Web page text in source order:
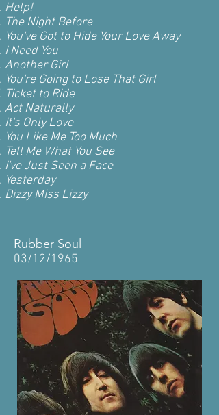
Help!
The Night Before
You've Got to Hide Your Love Away
I Need You
Another Girl
You're Going to Lose That Girl
Ticket to Ride
Act Naturally
It's Only Love
You Like Me Too Much
Tell Me What You See
I've Just Seen a Face
Yesterday
Dizzy Miss Lizzy
Rubber Soul
03/12/1965